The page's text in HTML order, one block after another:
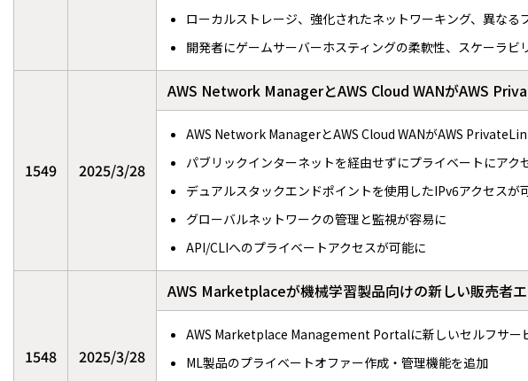
ローカルストレージ、強化されたネットワーキング、異なる
開発者にゲームサーバーホスティングの柔軟性、スケーラビ
1549 2025/3/28
AWS Network ManagerとAWS Cloud WANがAWS
AWS Network ManagerとAWS Cloud WANがAWS
パブリックインターネットを経由せずにプライベートにアク
デュアルスタックエンドポイントを使用したIPv6アクセスが
グローバルネットワークの管理と監視が容易に
API/CLIへのプライベートアクセスが可能に
1548 2025/3/28
AWS Marketplaceが機械学習製品向けの新しい販売者
AWS Marketplace Management Portalに新しいセルフサー
ML製品のプライベートオファー作成・管理機能を追加